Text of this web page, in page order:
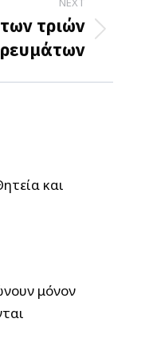
τριών
και
μόνον